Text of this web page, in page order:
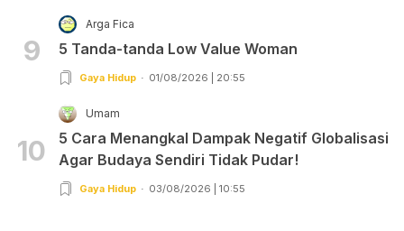
9
Arga Fica
5 Tanda-tanda Low Value Woman
Gaya Hidup 01/08/2026 | 20:55
10
Umam
5 Cara Menangkal Dampak Negatif Globalisasi
Agar Budaya Sendiri Tidak Pudar!
Gaya Hidup 03/08/2026 | 10:55